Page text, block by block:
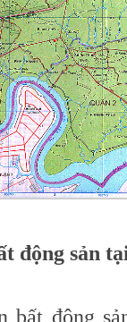
động sản
bất động